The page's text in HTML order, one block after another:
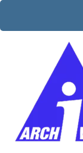
Aller
contenu